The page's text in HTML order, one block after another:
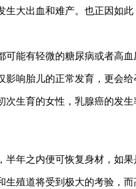
大出血和难产。也正因如此
能有轻微的糖尿病或者高血
响胎儿的正常发育，更会给
生育的女性，乳腺癌的发
年之内便可恢复身材，如
殖道将受到极大的考验，